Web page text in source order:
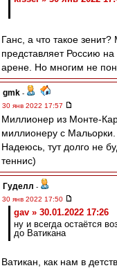
Ганс, а что такое
представляет Россию
арене. Но многим не
gmk -
30 янв 2022 17:57
Миллионер из Монте-
миллионеру с Мальорки.
Надеюсь, тут долго не
теннис)
Гуделл -
30 янв 2022 17:50
gav » 30.01.2022 17:26
ну и всегда остаётся
до Ватикана
Ватикан, как нам в